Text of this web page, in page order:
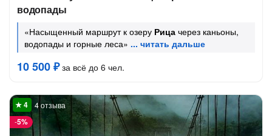
водопады
«Насыщенный маршрут к озеру Рица через каньоны,
водопады и горные леса»
10 500 ₽за всё до 6 чел.
-5%
4 отзыва